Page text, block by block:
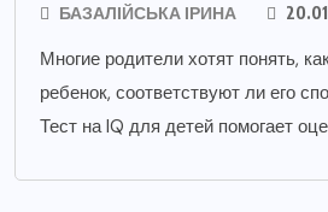
БАЗАЛІЙСЬКА ІРИНА
Многие родители хотят понять,
ребенок, соответствуют ли его
Тест на IQ для детей помогает